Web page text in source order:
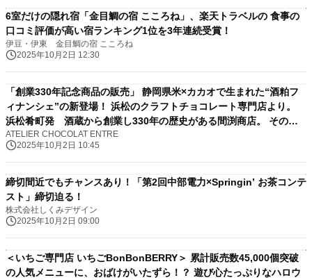
6室だけの隠れ宿「金目鯛の宿 こころね」、楽天トラベルの 食事の
口コミ評価が高い宿ランキング1位を3年連続受賞！
伊豆・伊東 金目鯛の宿 こころね
2025年10月2日 12:30
「創業330年記念商品の販売」 静岡県米×カカオで生まれた“酒粕フ
ィナンシェ”の新登場！ 浜松のクラフトチョコレート専門店より。
浜松肴町発 酒蔵から創業し330年の歴史がある間渕商店。 その創
業物語をフィナンシェにのせてお届けします！
ATELIER CHOCOLAT ENTRE
2025年10月2日 10:45
締切間近でもチャンスあり！「第2回中部電力×Springin’ お茶コンテ
スト」締切迫る！
株式会社しくみデザイン
2025年10月2日 09:00
＜いちご専門店 いちごBonBonBERRY＞ 累計販売数45,000個突破
の人気メニューに、おばけがいたずら！？ 遊び心たっぷりなハロウ